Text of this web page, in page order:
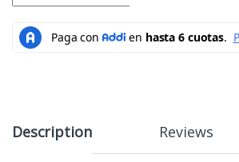
Description Reviews